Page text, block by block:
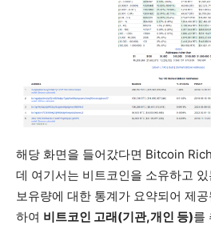
해당 화면을 들어갔다면 Bitcoin
데 여기서는 비트코인을 소유하고
보유량에 대한 통계가 요약되어 제
하여 비트코인 고래(기관,개인 등)를